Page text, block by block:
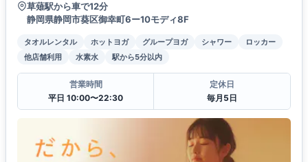
草薙駅から車で12分
静岡県静岡市葵区御幸町6ー10モディ8F
タオルレンタル ホットヨガ グループヨガ シャワー
ロッカー
他店舗利用
水素水 駅から5分以内
営業時間
平日 10:00〜22:30
定休日
毎月5日